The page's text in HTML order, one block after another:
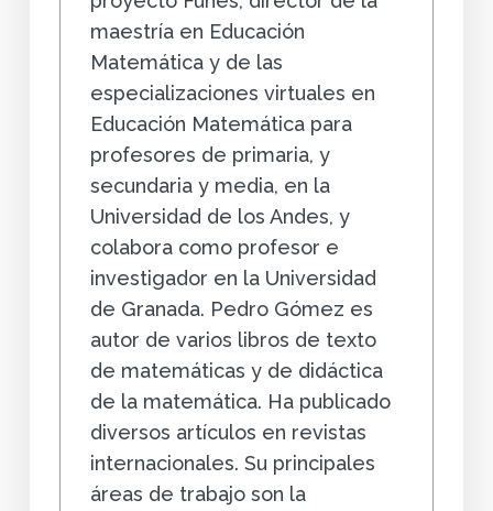
maestría en Educación
Matemática y de las
especializaciones virtuales en
Educación Matemática para
profesores de primaria, y
secundaria y media, en la
Universidad de los Andes, y
colabora como profesor e
investigador en la Universidad
de Granada. Pedro Gómez es
autor de varios libros de texto
de matemáticas y de didáctica
de la matemática. Ha publicado
diversos artículos en revistas
internacionales. Su principales
áreas de trabajo son la